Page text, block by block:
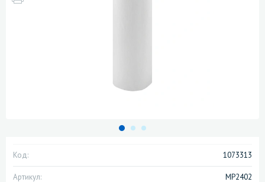
Код: 1073313
Артикул: MP2402